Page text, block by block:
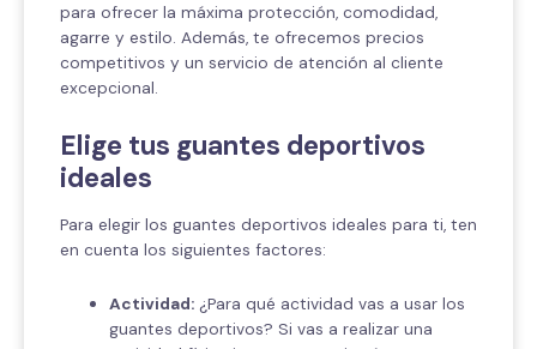
para ofrecer la máxima protección, comodidad,
agarre y estilo. Además, te ofrecemos precios
competitivos y un servicio de atención al cliente
excepcional.
Elige tus guantes deportivos
ideales
Para elegir los guantes deportivos ideales para ti, ten
en cuenta los siguientes factores:
Actividad: ¿Para qué actividad vas a usar los
guantes deportivos? Si vas a realizar una